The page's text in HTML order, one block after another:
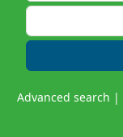
Advanced search